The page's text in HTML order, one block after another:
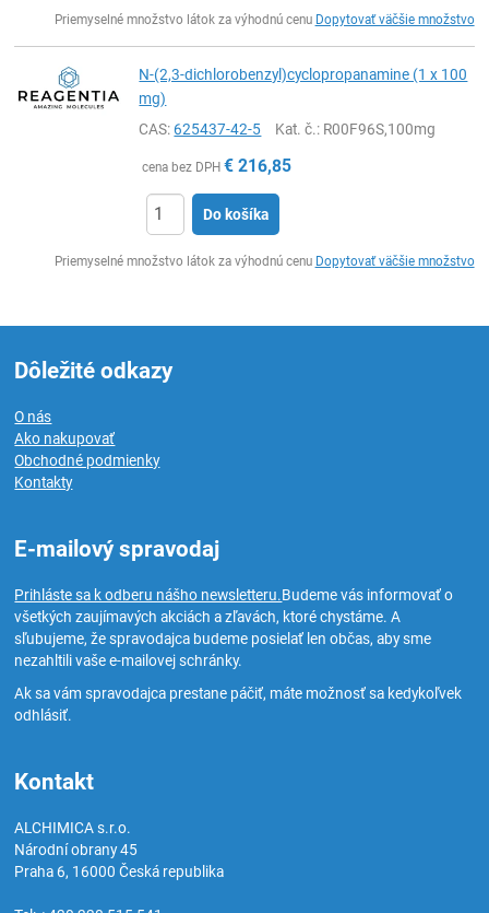
Priemyselné množstvo látok za výhodnú cenu Dopytovať väčšie množstvo
N-(2,3-dichlorobenzyl)cyclopropanamine (1 x 100
mg)
CAS:625437-42-5 Kat. č.: R00F96S,100mg
cena bez DPH € 216,85
Do košíka
Priemyselné množstvo látok za výhodnú cenu Dopytovať väčšie množstvo
Dôležité odkazy
O nás
Ako nakupovať
Obchodné podmienky
Kontakty
E-mailový spravodaj
Prihláste sa k odberu nášho newsletteru.Budeme vás informovať o
všetkých zaujímavých akciách a zľavách, ktoré chystáme. A
sľubujeme, že spravodajca budeme posielať len občas, aby sme
nezahltili vaše e-mailovej schránky.
Ak sa vám spravodajca prestane páčiť, máte možnosť sa kedykoľvek
odhlásiť.
Kontakt
ALCHIMICA s.r.o.
Národní obrany 45
Praha 6, 16000Česká republika